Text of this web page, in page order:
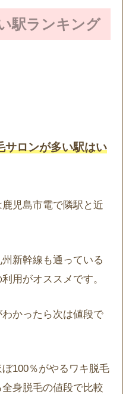
駅ランキング
サロンが多い駅はい
児島市電で隣駅と近
新幹線も通っている
用がオススメです。
かったら次は値段で
100％がやるワキ脱毛
身脱毛の値段で比較